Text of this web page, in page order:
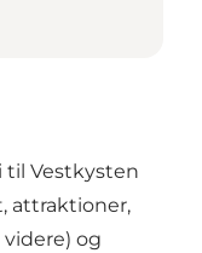
til Vestkysten
attraktioner,
og